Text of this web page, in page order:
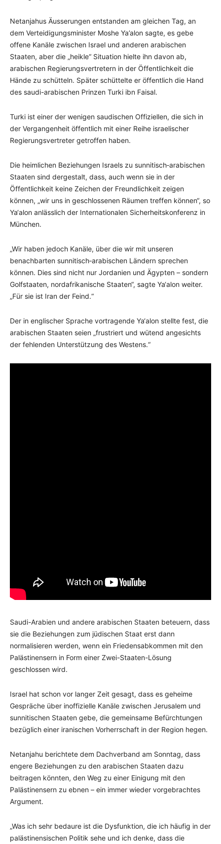
Netanjahus Äusserungen entstanden am gleichen Tag, an
dem Verteidigungsminister Moshe Ya’alon sagte, es gebe
offene Kanäle zwischen Israel und anderen arabischen
Staaten, aber die „heikle“ Situation hielte ihn davon ab,
arabischen Regierungsvertretern in der Öffentlichkeit die
Hände zu schütteln. Später schüttelte er öffentlich die Hand
des saudi-arabischen Prinzen Turki ibn Faisal.
Turki ist einer der wenigen saudischen Offiziellen, die sich in
der Vergangenheit öffentlich mit einer Reihe israelischer
Regierungsvertreter getroffen haben.
Die heimlichen Beziehungen Israels zu sunnitisch‑arabischen
Staaten sind dergestalt, dass, auch wenn sie in der
Öffentlichkeit keine Zeichen der Freundlichkeit zeigen
können, „wir uns in geschlossenen Räumen treffen können“, so
Ya‘alon anlässlich der Internationalen Sicherheitskonferenz in
München.
„Wir haben jedoch Kanäle, über die wir mit unseren
benachbarten sunnitisch‑arabischen Ländern sprechen
können. Dies sind nicht nur Jordanien und Ägypten – sondern
Golfstaaten, nordafrikanische Staaten“, sagte Ya‘alon weiter.
„Für sie ist Iran der Feind.“
Der in englischer Sprache vortragende Ya‘alon stellte fest, die
arabischen Staaten seien „frustriert und wütend angesichts
der fehlenden Unterstützung des Westens.“
Saudi-Arabien und andere arabischen Staaten beteuern, dass
sie die Beziehungen zum jüdischen Staat erst dann
normalisieren werden, wenn ein Friedensabkommen mit den
Palästinensern in Form einer Zwei-Staaten-Lösung
geschlossen wird.
Israel hat schon vor langer Zeit gesagt, dass es geheime
Gespräche über inoffizielle Kanäle zwischen Jerusalem und
sunnitischen Staaten gebe, die gemeinsame Befürchtungen
bezüglich einer iranischen Vorherrschaft in der Region hegen.
Netanjahu berichtete dem Dachverband am Sonntag, dass
engere Beziehungen zu den arabischen Staaten dazu
beitragen könnten, den Weg zu einer Einigung mit den
Palästinensern zu ebnen – ein immer wieder vorgebrachtes
Argument.
„Was ich sehr bedaure ist die Dysfunktion, die ich häufig in der
palästinensischen Politik sehe und ich denke, dass die